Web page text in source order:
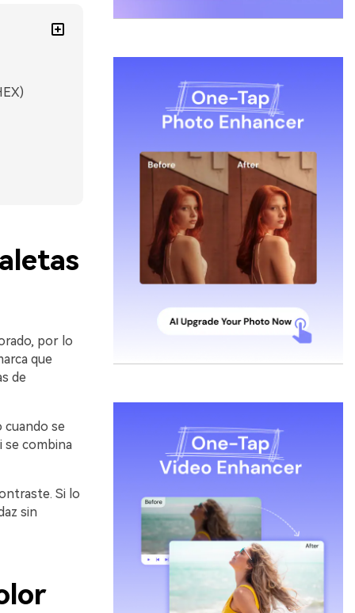
por lo
que
de
se
se combina
Si lo
sin